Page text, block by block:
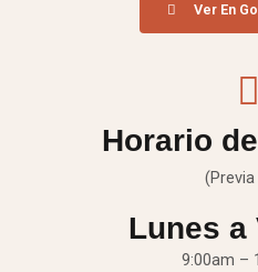
Ver En
Horario
Lunes a
9:00am –